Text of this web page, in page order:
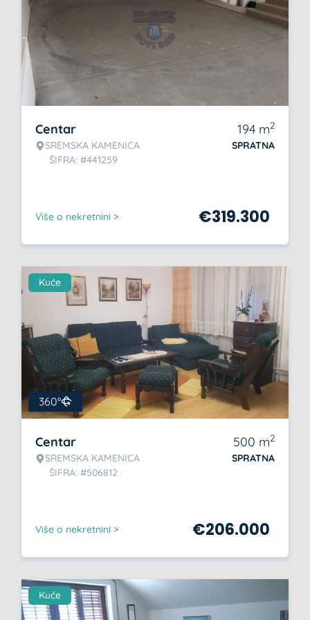
Centar
SREMSKA KAMENICA
ŠIFRA: #441259
194 m2
SPRATNA
Više o nekretnini > €319.300
Kuće
360°
Centar
SREMSKA KAMENICA
ŠIFRA: #506812
500 m2
SPRATNA
Više o nekretnini > €206.000
Kuće